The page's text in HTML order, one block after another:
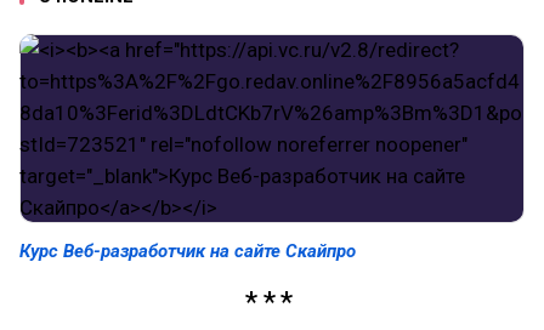
Курс Веб-разработчик на сайте Скайпро